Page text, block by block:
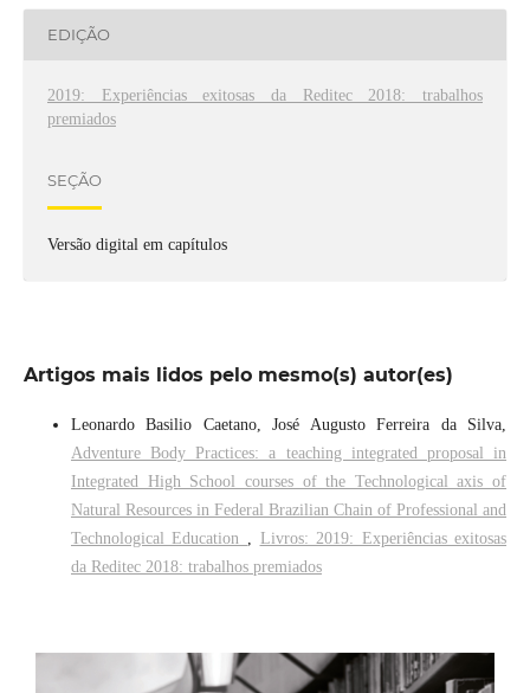
EDIÇÃO
2019: Experiências exitosas da Reditec 2018: trabalhos
premiados
SEÇÃO
Versão digital em capítulos
Artigos mais lidos pelo mesmo(s) autor(es)
Leonardo Basilio Caetano, José Augusto Ferreira da Silva,
Adventure Body Practices: a teaching integrated proposal in
Integrated High School courses of the Technological axis of
Natural Resources in Federal Brazilian Chain of Professional and
Technological Education
Livros: 2019: Experiências exitosas
da Reditec 2018: trabalhos premiados